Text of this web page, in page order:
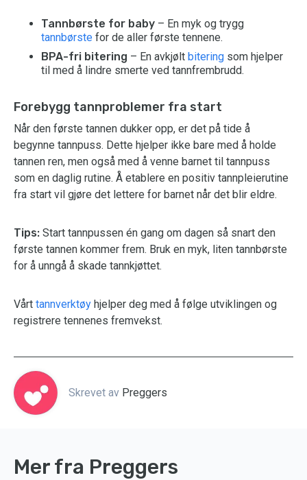
Tannbørste for baby – En myk og trygg
tannbørste for de aller første tennene.
BPA-fri bitering – En avkjølt bitering som hjelper
til med å lindre smerte ved tannfrembrudd.
Forebygg tannproblemer fra start
Når den første tannen dukker opp, er det på tide å
begynne tannpuss. Dette hjelper ikke bare med å holde
tannen ren, men også med å venne barnet til tannpuss
som en daglig rutine. Å etablere en positiv tannpleierutine
fra start vil gjøre det lettere for barnet når det blir eldre.
Tips: Start tannpussen én gang om dagen så snart den
første tannen kommer frem. Bruk en myk, liten tannbørste
for å unngå å skade tannkjøttet.
Vårt tannverktøy hjelper deg med å følge utviklingen og
registrere tennenes fremvekst.
Skrevet av Preggers
Mer fra Preggers